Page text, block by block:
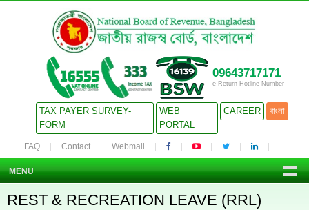
09643717171
e-Return Hotline Number
TAX PAYER SURVEY-
FORM
WEB
PORTAL
CAREER বাংলা
FAQ Contact Webmail
MENU
REST & RECREATION LEAVE (RRL)